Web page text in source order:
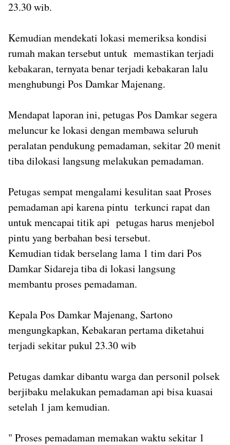
23.30 wib.
Kemudian mendekati lokasi memeriksa kondisi
rumah makan tersebut untuk memastikan terjadi
kebakaran, ternyata benar terjadi kebakaran lalu
menghubungi Pos Damkar Majenang.
Mendapat laporan ini, petugas Pos Damkar segera
meluncur ke lokasi dengan membawa seluruh
peralatan pendukung pemadaman, sekitar 20 menit
tiba dilokasi langsung melakukan pemadaman.
Petugas sempat mengalami kesulitan saat Proses
pemadaman api karena pintu terkunci rapat dan
untuk mencapai titik api petugas harus menjebol
pintu yang berbahan besi tersebut.
Kemudian tidak berselang lama 1 tim dari Pos
Damkar Sidareja tiba di lokasi langsung
membantu proses pemadaman.
Kepala Pos Damkar Majenang, Sartono
mengungkapkan, Kebakaran pertama diketahui
terjadi sekitar pukul 23.30 wib
Petugas damkar dibantu warga dan personil polsek
berjibaku melakukan pemadaman api bisa kuasai
setelah 1 jam kemudian.
" Proses pemadaman memakan waktu sekitar 1